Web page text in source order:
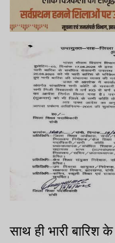
साथ ही भारी बारिश